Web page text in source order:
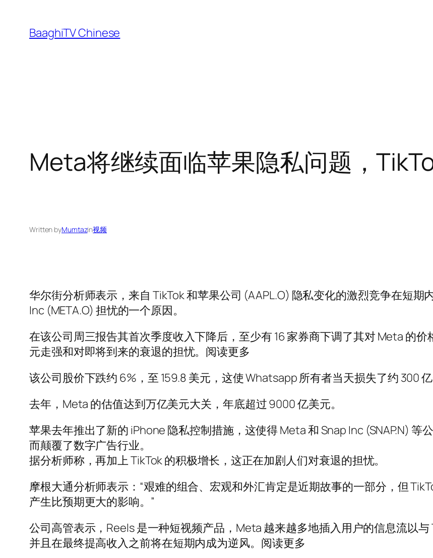
content
BaaghiTV Chinese
Meta将继续面临苹果隐私问题，
Written byMumtazin视频
华尔街分析师表示，来自 TikTok 和苹果公司 (AAPL.O) 隐私变化的激烈竞争在短
Inc (META.O) 担忧的一个原因。
在该公司周三报告其首次季度收入下降后，至少有 16 家券商下调了其对 Meta 的
元走强和对即将到来的衰退的担忧。阅读更多
该公司股价下跌约 6%，至 159.8 美元，这使 Whatsapp 所有者当天损失了约 300 亿
去年，Meta 的估值达到万亿美元大关，年底超过 9000 亿美元。
苹果去年推出了新的 iPhone 隐私控制措施，这使得 Meta 和 Snap Inc (SNAP.N)
而颠覆了数字广告行业。
据分析师称，再加上 TikTok 的积极增长，这正在加剧人们对衰退的担忧。
摩根大通分析师表示：“艰难的组合、宏观和外汇肯定是近期故事的一部分，但
产生比预期更大的影响。”
公司高管表示，Reels 是一种短视频产品，Meta 越来越多地插入用户的信息流以与
并且在最终提高收入之前将在短期内成为逆风。阅读更多